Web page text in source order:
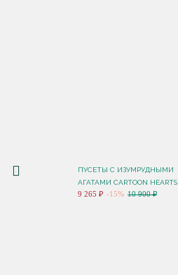
ПУСЕТЫ C ИЗУМРУДНЫМИ
АГАТАМИ CARTOON HEARTS
9 265 ₽ -15% 10 900 ₽